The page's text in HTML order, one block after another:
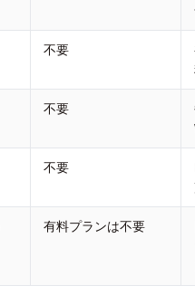
不要
不要
不要
有料プランは不要